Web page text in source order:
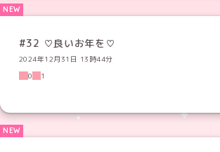
#32 ♡良いお年を♡
2024年12月31日 13時44分
0
1